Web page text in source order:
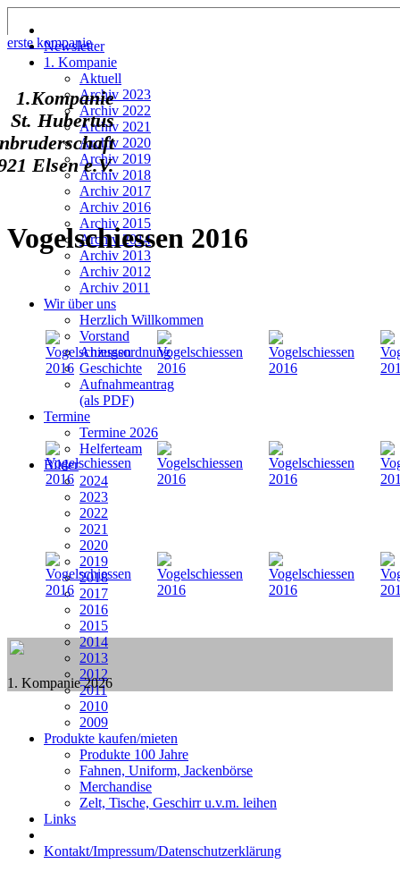
Newsletter
1. Kompanie
Aktuell
Archiv 2023
Archiv 2022
Archiv 2021
Archiv 2020
Archiv 2019
Archiv 2018
Archiv 2017
Archiv 2016
Archiv 2015
Archiv 2014
Archiv 2013
Archiv 2012
Archiv 2011
Wir über uns
Herzlich Willkommen
Vorstand
Anzugsordnung
Geschichte
Aufnahmeantrag
(als PDF)
Termine
Termine 2026
Helferteam
Bilder
2024
2023
2022
2021
2020
2019
2018
2017
2016
2015
2014
2013
2012
2011
2010
2009
Produkte kaufen/mieten
Produkte 100 Jahre
Fahnen, Uniform, Jackenbörse
Merchandise
Zelt, Tische, Geschirr u.v.m. leihen
Links
Kontakt/Impressum/Datenschutzerklärung
erste kompanie
1.Kompanie
St. Hubertus
Elsen e.V.
Vogelschiessen 2016
1. Kompanie 2026